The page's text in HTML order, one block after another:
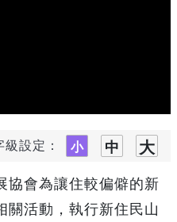
級設定：
協會為讓住較偏僻的新
關活動，執行新住民山